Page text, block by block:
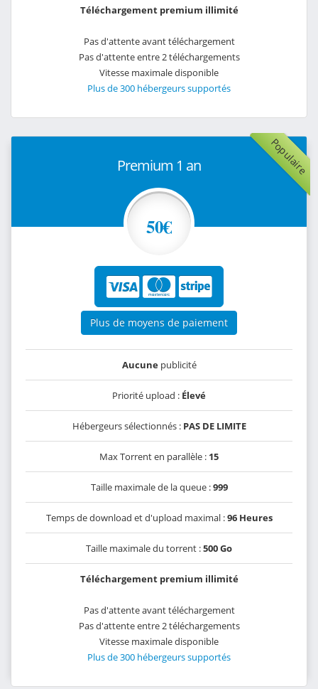
Téléchargement premium illimité
Pas d'attente avant téléchargement
Pas d'attente entre 2 téléchargements
Vitesse maximale disponible
Plus de 300 hébergeurs supportés
Populaire
Premium 1 an
50€
Plus de moyens de paiement
Aucunepublicité
Priorité upload : Élevé
Hébergeurs sélectionnés : PAS DE LIMITE
Max Torrent en parallèle : 15
Taille maximale de la queue :999
Temps de download et d'upload maximal :96 Heures
Taille maximale du torrent :500 Go
Téléchargement premium illimité
Pas d'attente avant téléchargement
Pas d'attente entre 2 téléchargements
Vitesse maximale disponible
Plus de 300 hébergeurs supportés